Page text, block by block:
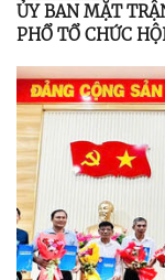
ỦY BAN MẶT
PHỔ TỔ CHỨC